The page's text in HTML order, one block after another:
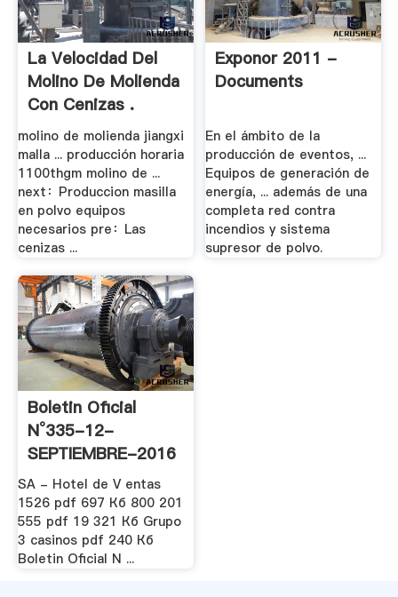
La Velocidad Del
Molino De Molienda
Con Cenizas .
molino de molienda jiangxi
malla ... producción horaria
1100thgm molino de ...
next：Produccion masilla
en polvo equipos
necesarios pre：Las
cenizas ...
Exponor 2011 -
Documents
En el ámbito de la
producción de eventos, ...
Equipos de generación de
energía, ... además de una
completa red contra
incendios y sistema
supresor de polvo.
Boletin Oficial
N°335-12-
SEPTIEMBRE-2016
SA - Hotel de V entas
1526 pdf 697 Кб 800 201
555 pdf 19 321 Кб Grupo
3 casinos pdf 240 Кб
Boletin Oficial N ...